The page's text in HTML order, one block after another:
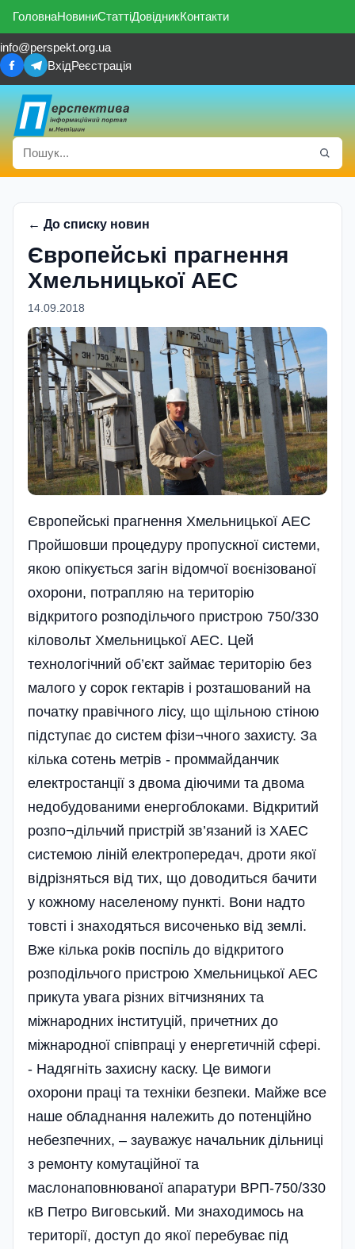
ГоловнаНовиниСтаттіДовідникКонтакти
info@perspekt.org.ua
ВхідРеєстрація
← До списку новин
Європейські прагнення
Хмельницької АЕС
14.09.2018
Європейські прагнення Хмельницької АЕС
Пройшовши процедуру пропускної системи,
якою опікується загін відомчої воєнізованої
охорони, потрапляю на територію
відкритого розподільчого пристрою 750/330
кіловольт Хмельницької АЕС. Цей
технологічний об’єкт займає територію без
малого у сорок гектарів і розташований на
початку правічного лісу, що щільною стіною
підступає до систем фізи¬чного захисту. За
кілька сотень метрів - проммайданчик
електростанції з двома діючими та двома
недобудованими енергоблоками. Відкритий
розпо¬дільчий пристрій зв’язаний із ХАЕС
системою ліній електропередач, дроти якої
відрізняться від тих, що доводиться бачити
у кожному населеному пункті. Вони надто
товсті і знаходяться височенько від землі.
Вже кілька років поспіль до відкритого
розподільчого пристрою Хмельницької АЕС
прикута увага різних вітчизняних та
міжнародних інституцій, причетних до
міжнародної співпраці у енергетичній сфері.
- Надягніть захисну каску. Це вимоги
охорони праці та техніки безпеки. Майже все
наше обладнання належить до потенційно
небезпечних, – зауважує начальник дільниці
з ремонту комутаційної та
маслонаповнюваної апаратури ВРП-750/330
кВ Петро Виговський. Ми знаходимось на
території, доступ до якої перебуває під